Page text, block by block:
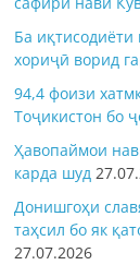
Ба
хориҷӣ ворид
94,4 фоизи
Тоҷикистон бо
Ҳавопаймои
карда шуд
Донишгоҳи
таҳсил бо як
27.07.2026